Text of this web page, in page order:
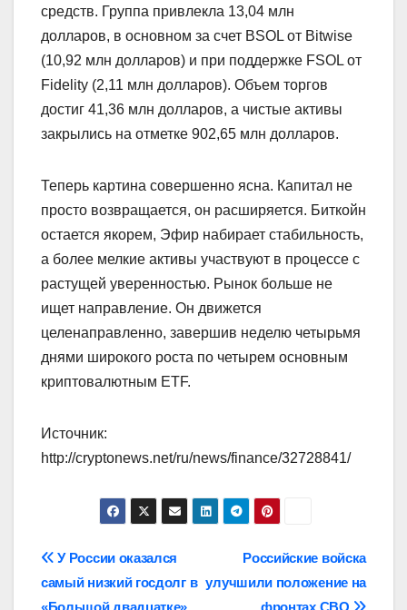
средств. Группа привлекла 13,04 млн
долларов, в основном за счет BSOL от Bitwise
(10,92 млн долларов) и при поддержке FSOL от
Fidelity (2,11 млн долларов). Объем торгов
достиг 41,36 млн долларов, а чистые активы
закрылись на отметке 902,65 млн долларов.
Теперь картина совершенно ясна. Капитал не
просто возвращается, он расширяется. Биткойн
остается якорем, Эфир набирает стабильность,
а более мелкие активы участвуют в процессе с
растущей уверенностью. Рынок больше не
ищет направление. Он движется
целенаправленно, завершив неделю четырьмя
днями широкого роста по четырем основным
криптовалютным ETF.
Источник:
http://cryptonews.net/ru/news/finance/32728841/
Навигация
по
Российские войска
улучшили положение на
фронтах СВО
У России оказался
самый низкий госдолг в
«Большой двадцатке»